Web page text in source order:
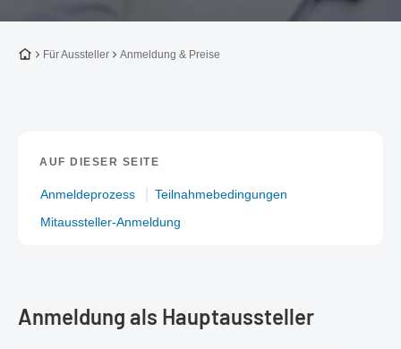
Zur Startseite
Für Aussteller Anmeldung & Preise
AUF DIESER SEITE
Anmeldeprozess
Teilnahmebedingungen
Mitaussteller-Anmeldung
Anmeldung als Hauptaussteller